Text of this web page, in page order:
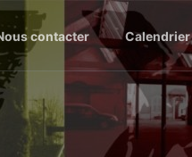
contacter Calendrier